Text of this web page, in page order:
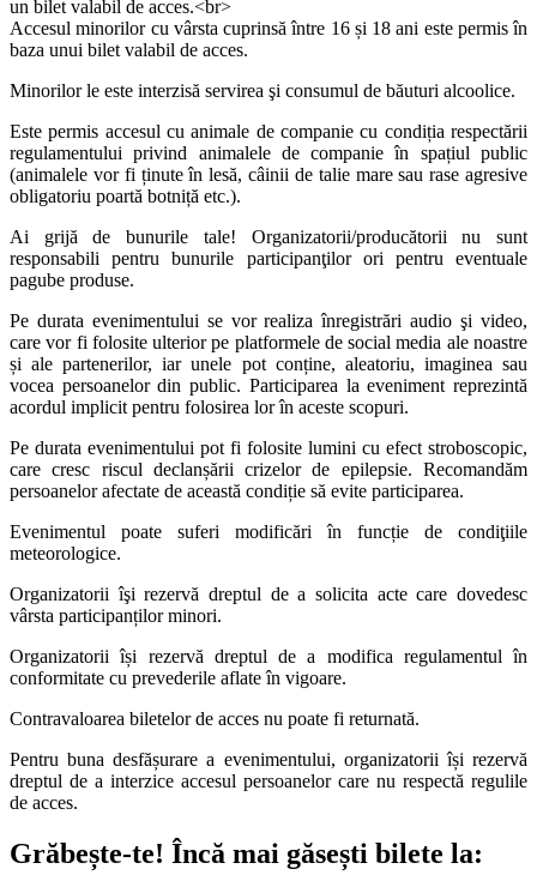
un bilet valabil de acces.<br>
Accesul minorilor cu vârsta cuprinsă între 16 și 18 ani este permis în
baza unui bilet valabil de acces.
Minorilor le este interzisă servirea şi consumul de băuturi alcoolice.
Este permis accesul cu animale de companie cu condiția respectării
regulamentului privind animalele de companie în spațiul public
(animalele vor fi ținute în lesă, câinii de talie mare sau rase agresive
obligatoriu poartă botniță etc.).
Ai grijă de bunurile tale! Organizatorii/producătorii nu sunt
responsabili pentru bunurile participanţilor ori pentru eventuale
pagube produse.
Pe durata evenimentului se vor realiza înregistrări audio şi video,
care vor fi folosite ulterior pe platformele de social media ale noastre
și ale partenerilor, iar unele pot conține, aleatoriu, imaginea sau
vocea persoanelor din public. Participarea la eveniment reprezintă
acordul implicit pentru folosirea lor în aceste scopuri.
Pe durata evenimentului pot fi folosite lumini cu efect stroboscopic,
care cresc riscul declanșării crizelor de epilepsie. Recomandăm
persoanelor afectate de această condiție să evite participarea.
Evenimentul poate suferi modificări în funcție de condiţiile
meteorologice.
Organizatorii îşi rezervă dreptul de a solicita acte care dovedesc
vârsta participanților minori.
Organizatorii își rezervă dreptul de a modifica regulamentul în
conformitate cu prevederile aflate în vigoare.
Contravaloarea biletelor de acces nu poate fi returnată.
Pentru buna desfășurare a evenimentului, organizatorii își rezervă
dreptul de a interzice accesul persoanelor care nu respectă regulile
de acces.
Grăbește-te! Încă mai găsești bilete la: